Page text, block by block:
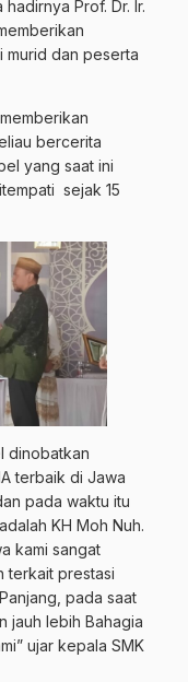
Prof. Dr. Ir.
murid dan peserta
bercerita
yang saat ini
sejak 15
dinobatkan
terbaik di Jawa
pada waktu itu
KH Moh Nuh.
kami sangat
terkait prestasi
pada saat
jauh lebih Bahagia
ujar kepala SMK